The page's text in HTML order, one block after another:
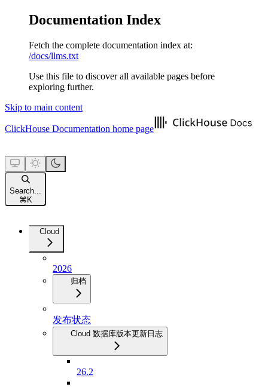
Documentation Index
Fetch the complete documentation index at:
/docs/llms.txt
Use this file to discover all available pages before
exploring further.
Skip to main content
ClickHouse Documentation home page
Search...
⌘ K
Cloud
2026
归档
发布状态
Cloud 数据库版本更新日志
26.2